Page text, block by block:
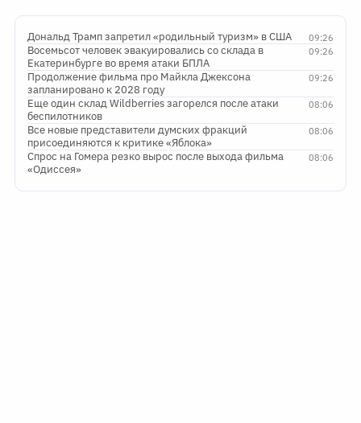
09:26
Дональд Трамп запретил «родильный туризм» в США
09:26
Восемьсот человек эвакуировались со склада в
Екатеринбурге во время атаки БПЛА
09:26
Продолжение фильма про Майкла Джексона
запланировано к 2028 году
08:06
Еще один склад Wildberries загорелся после атаки
беспилотников
08:06
Все новые представители думских фракций
присоединяются к критике «Яблока»
08:06
Спрос на Гомера резко вырос после выхода фильма
«Одиссея»